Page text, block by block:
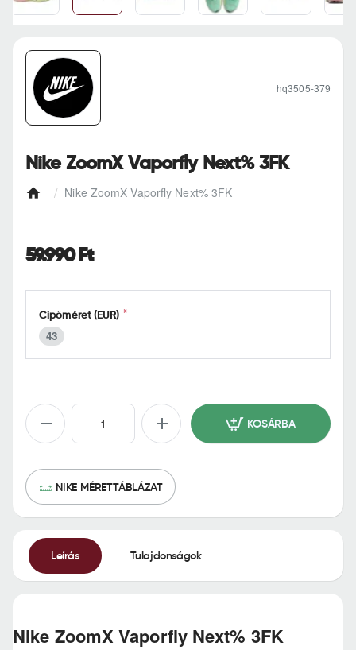
e
Nike ZoomX Vaporfly Next% 3FK
Nike ZoomX Vaporfly Next% 3FK
hq3505-379
59.990 Ft
Cipőméret (EUR)
43
KOSÁRBA
NIKE MÉRETTÁBLÁZAT
Leírás Tulajdonságok
Nike ZoomX Vaporfly Next% 3FK